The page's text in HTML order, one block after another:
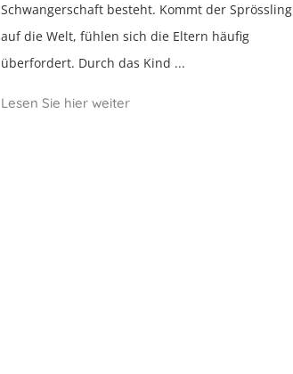
Schwangerschaft besteht. Kommt der Sprössling
auf die Welt, fühlen sich die Eltern häufig
überfordert. Durch das Kind ...
Lesen Sie hier weiter